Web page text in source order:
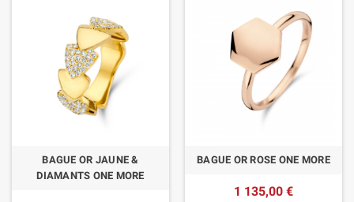
BAGUE OR JAUNE &
DIAMANTS ONE MORE
BAGUE OR ROSE ONE MORE
1 135,00 €